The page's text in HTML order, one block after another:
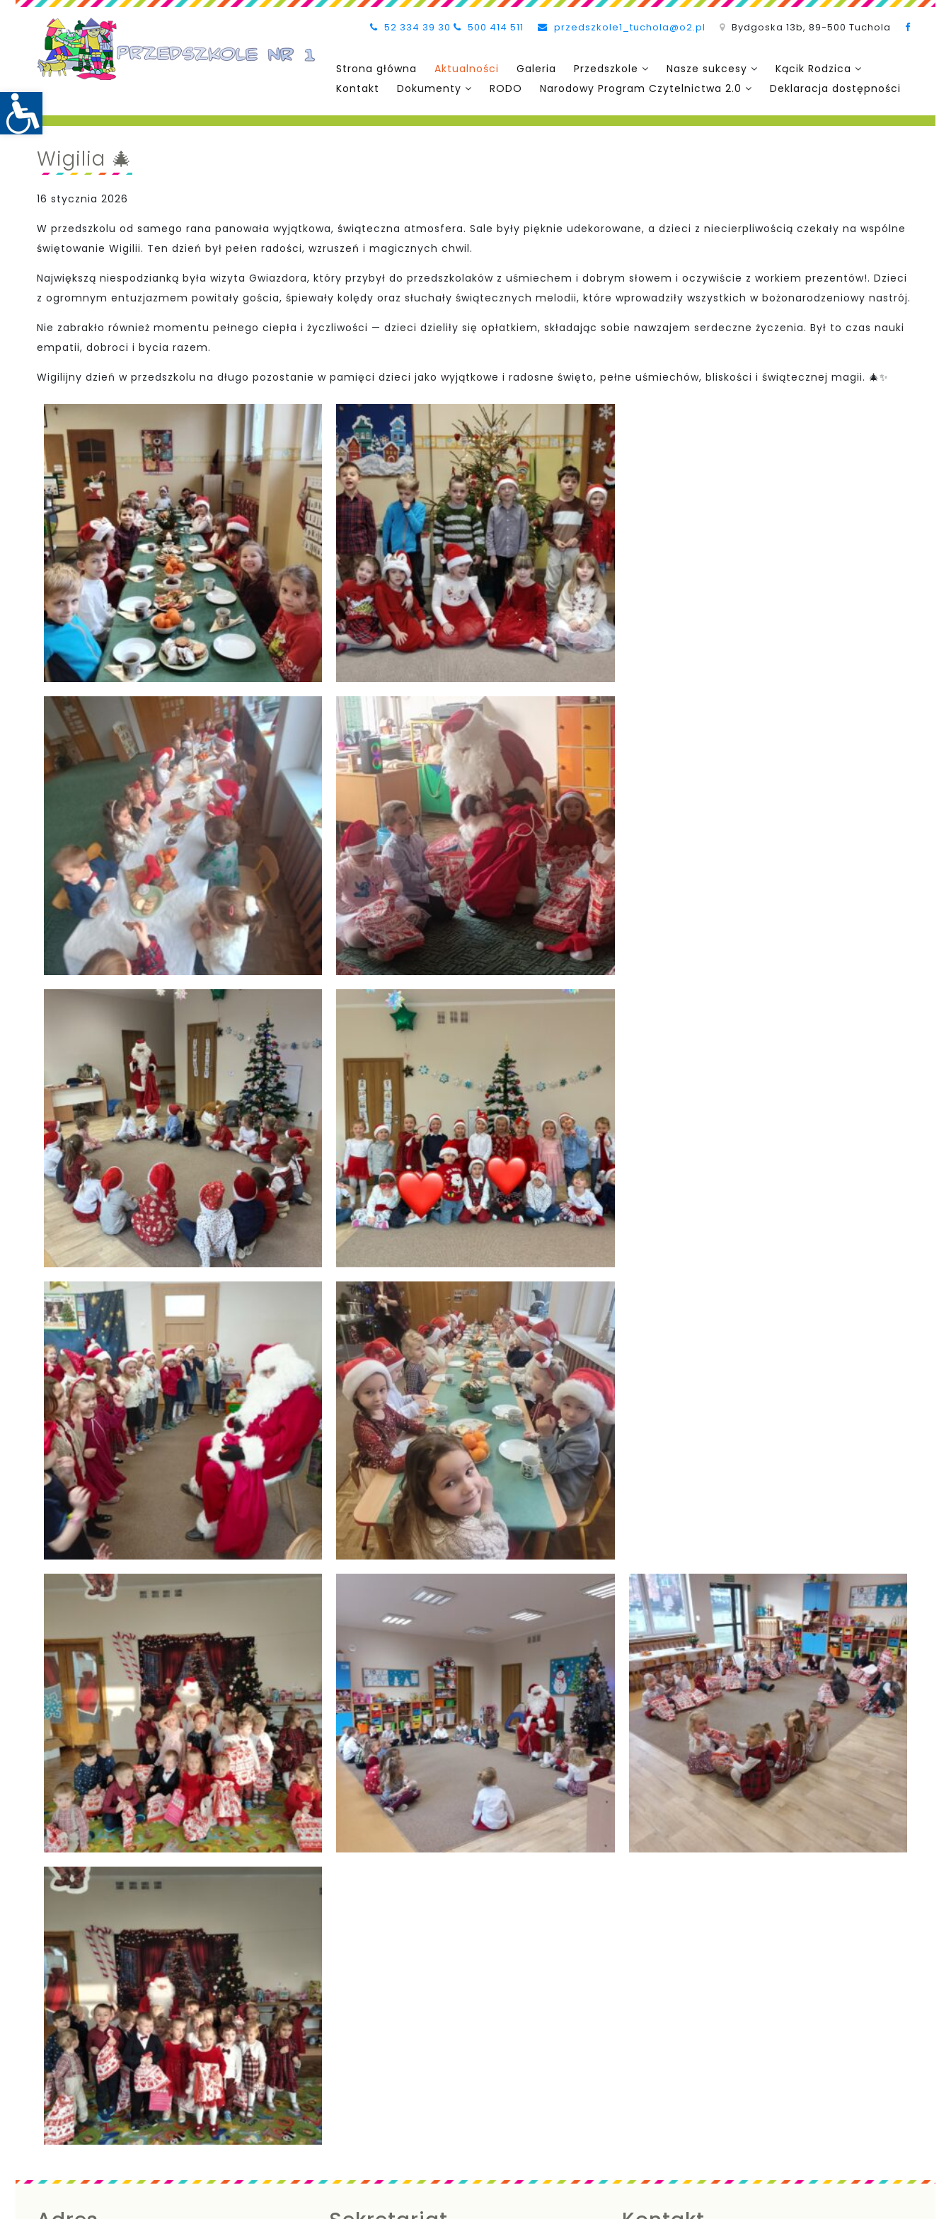
52 334 39 30 500 414 511 przedszkole1_tuchola@o2.pl Bydgoska 13b, 89-500 Tuchola
Strona główna Aktualności Galeria Przedszkole Nasze sukcesy
Kącik Rodzica
Kontakt
Dokumenty RODO Narodowy Program Czytelnictwa 2.0 Deklaracja dostępności
Wigilia 🎄
16 stycznia 2026
W przedszkolu od samego rana panowała wyjątkowa, świąteczna atmosfera. Sale były pięknie udekorowane, a dzieci z niecierpliwością czekały na wspólne
świętowanie Wigilii. Ten dzień był pełen radości, wzruszeń i magicznych chwil.
Największą niespodzianką była wizyta Gwiazdora, który przybył do przedszkolaków z uśmiechem i dobrym słowem i oczywiście z workiem prezentów!. Dzieci
z ogromnym entuzjazmem powitały gościa, śpiewały kolędy oraz słuchały świątecznych melodii, które wprowadziły wszystkich w bożonarodzeniowy nastrój.
Nie zabrakło również momentu pełnego ciepła i życzliwości — dzieci dzieliły się opłatkiem, składając sobie nawzajem serdeczne życzenia. Był to czas nauki
empatii, dobroci i bycia razem.
Wigilijny dzień w przedszkolu na długo pozostanie w pamięci dzieci jako wyjątkowe i radosne święto, pełne uśmiechów, bliskości i świątecznej magii. 🎄✨